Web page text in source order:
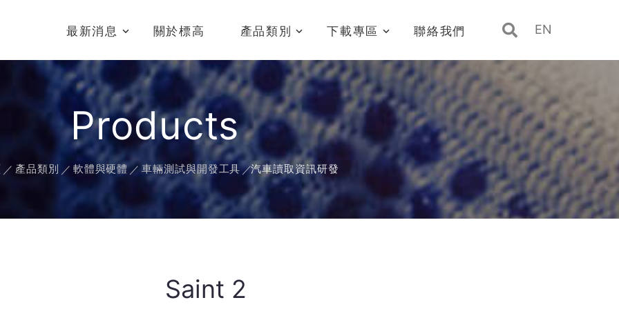
最新消息 關於標高 產品類別 下載專區 聯絡我們 EN
Products
產品類別 軟體與硬體 車輛測試與開發工具 汽車讀取資訊研發
Saint 2